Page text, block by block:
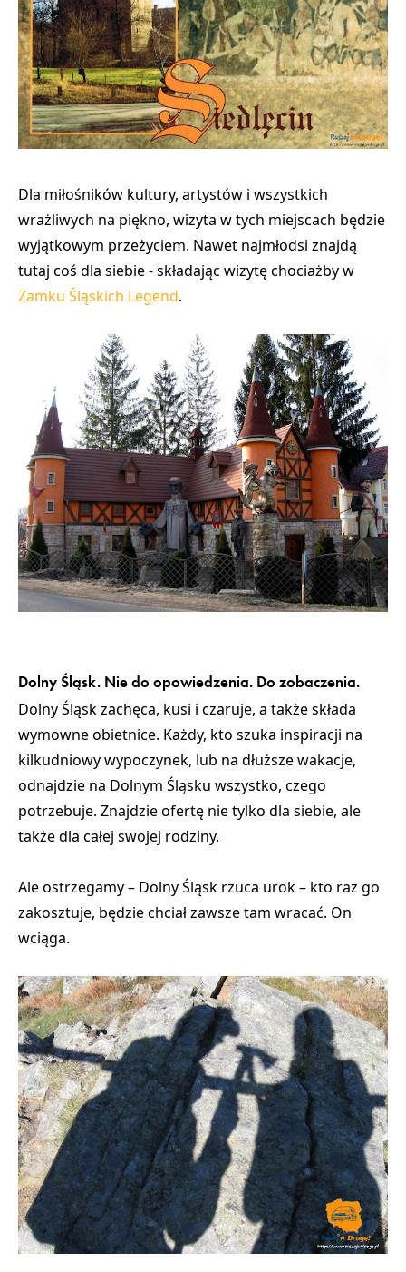
Dla miłośników kultury, artystów i wszystkich
wrażliwych na piękno, wizyta w tych miejscach będzie
wyjątkowym przeżyciem. Nawet najmłodsi znajdą
tutaj coś dla siebie - składając wizytę chociażby w
Zamku Śląskich Legend.
Dolny Śląsk. Nie do opowiedzenia. Do zobaczenia.
Dolny Śląsk zachęca, kusi i czaruje, a takżeskłada
wymowne obietnice. Każdy, kto szuka inspiracji na
kilkudniowy wypoczynek, lub na dłuższe wakacje,
odnajdzie na Dolnym Śląsku wszystko, czego
potrzebuje. Znajdzie ofertę nie tylko dla siebie, ale
także dla całej swojej rodziny.
Ale ostrzegamy – Dolny Śląsk rzuca urok– kto raz go
zakosztuje, będzie chciał zawsze tam wracać. On
wciąga.